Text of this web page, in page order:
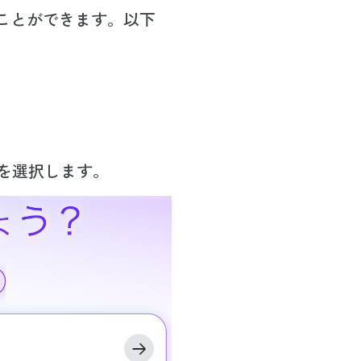
とができます。以下
択します。